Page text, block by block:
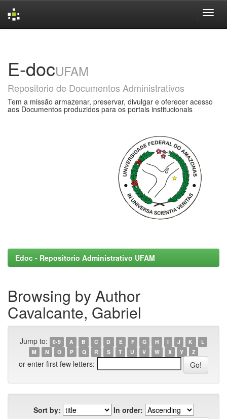
E-docUFAM
Repositorio de Documentos Administrativos
Tem a missão armazenar, preservar, divulgar e oferecer acesso
aos Documentos produzidos para os portais institucionais
Edoc - Repositorio Administrativo UFAM
Browsing by Author
Cavalcante, Gabriel
Jump to: 0-9 A B C D E F G H I J K
L
M
N O P Q R S T U V W X Y Z
or enter first few letters:
Sort by:
In order: